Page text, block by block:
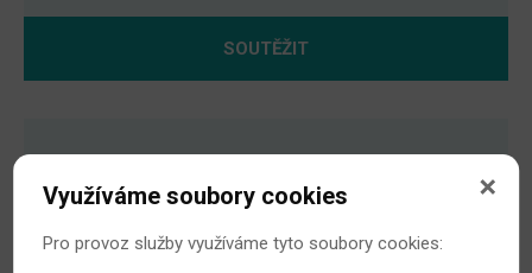
SOUTĚŽIT
Využíváme soubory cookies
Pro provoz služby využíváme tyto soubory cookies: